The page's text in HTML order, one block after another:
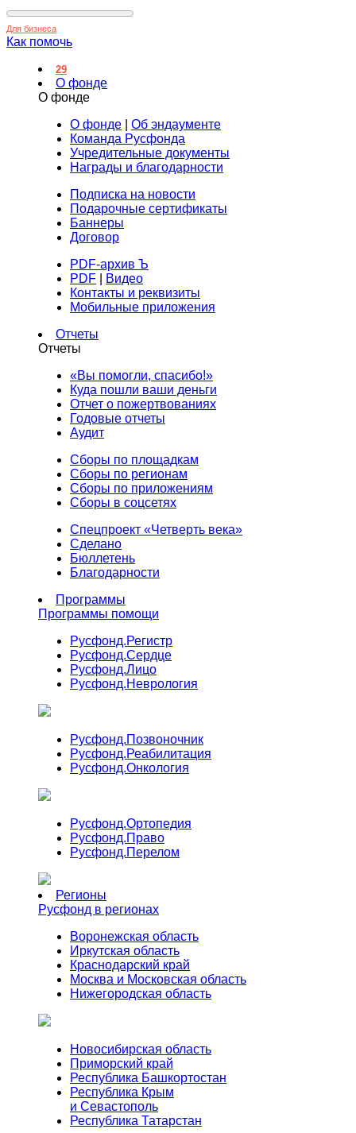
Для бизнеса
Как помочь
29
О фонде
О фонде
О фонде
Об эндаументе
Команда Русфонда
Учредительные документы
Награды и благодарности
Подписка на новости
Подарочные сертификаты
Баннеры
Договор
PDF-архив Ъ
PDF
Видео
Контакты и реквизиты
Мобильные приложения
Отчеты
Отчеты
«Вы помогли, спасибо!»
Куда пошли ваши деньги
Отчет о пожертвованиях
Годовые отчеты
Аудит
Сборы по площадкам
Сборы по регионам
Сборы по приложениям
Сборы в соцсетях
Спецпроект «Четверть века»
Сделано
Бюллетень
Благодарности
Программы
Программы помощи
Русфонд.Регистр
Русфонд.Сердце
Русфонд.Лицо
Русфонд.Неврология
Русфонд.Позвоночник
Русфонд.Реабилитация
Русфонд.Онкология
Русфонд.Ортопедия
Русфонд.Право
Русфонд.Перелом
Регионы
Русфонд в регионах
Воронежская область
Иркутская область
Краснодарский край
Москва и Московская область
Нижегородская область
Новосибирская область
Приморский край
Республика Башкортостан
Республика Крым
и Севастополь
Республика Татарстан